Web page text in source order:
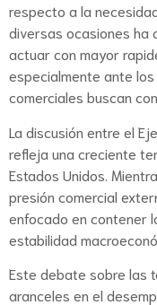
respecto a la
diversas ocasiones ha
actuar con mayor
especialmente ante
comerciales buscan
La discusión entre el
refleja una creciente
Estados Unidos.
presión comercial
enfocado en contener
estabilidad
Este debate sobre las
aranceles en el